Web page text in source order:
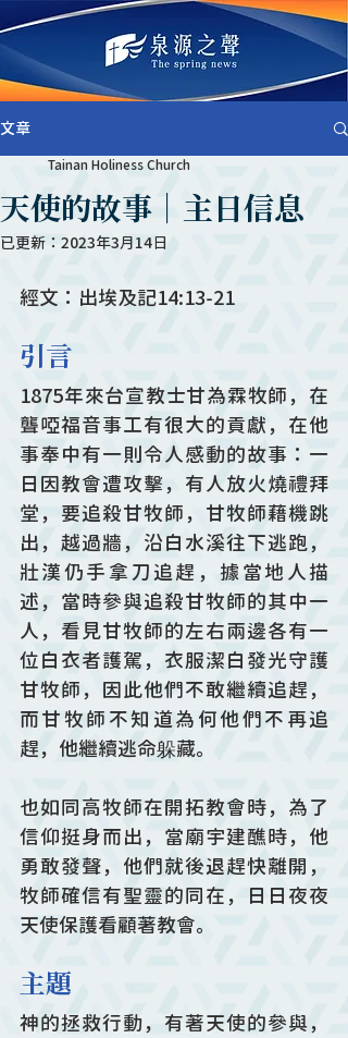
文章
天使的故事｜主日信息
Tainan Holiness Church
已更新： 2023年3月14日
經文：出埃及記14:13-21
引言
1875年來台宣教士甘為霖牧師，在
聾啞福音事工有很大的貢獻，在他
事奉中有一則令人感動的故事：一
日因教會遭攻擊，有人放火燒禮拜
堂，要追殺甘牧師，甘牧師藉機跳
出，越過牆，沿白水溪往下逃跑，
壯漢仍手拿刀追趕，據當地人描
述，當時參與追殺甘牧師的其中一
人，看見甘牧師的左右兩邊各有一
位白衣者護駕，衣服潔白發光守護
甘牧師，因此他們不敢繼續追趕，
而甘牧師不知道為何他們不再追
趕，他繼續逃命躲藏。
也如同高牧師在開拓教會時，為了
信仰挺身而出，當廟宇建醮時，他
勇敢發聲，他們就後退趕快離開，
牧師確信有聖靈的同在，日日夜夜
天使保護看顧著教會。
主題
神的拯救行動，有著天使的參與，